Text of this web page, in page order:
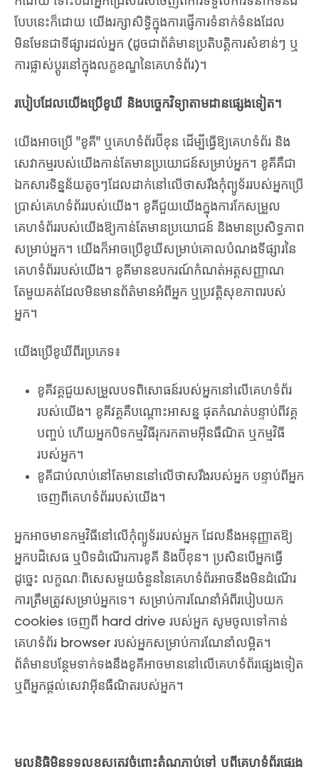
បែបនេះក៏ដោយ យើងរក្សាសិទ្ធិក្នុងការផ្ញើការទំនាក់ទំនងដែល
មិនមែនជាទីផ្សារដល់អ្នក (ដូចជាព័ត៌មានប្រតិបត្តិការសំខាន់ៗ ឬ
ការផ្លាស់ប្តូរនៅក្នុងលក្ខខណ្ឌនៃគេហទំព័រ)។
របៀបដែលយើងប្រើខូឃី និងបច្ចេកវិទ្យាតាមដានផ្សេងទៀត។
យើងអាចប្រើ "ខូគី" ឬគេហទំព័រប៊ីខុន ដើម្បីធ្វើឱ្យគេហទំព័រ និង
សេវាកម្មរបស់យើងកាន់តែមានប្រយោជន៍សម្រាប់អ្នក។ ខូគីគឺជា
ឯកសារទិន្នន័យតូចៗដែលដាក់នៅលើថាសរឹងកុំព្យូទ័ររបស់អ្នកប្រើ
ប្រាស់គេហទំព័ររបស់យើង។ ខូគីជួយយើងក្នុងការកែសម្រួល
គេហទំព័ររបស់យើងឱ្យកាន់តែមានប្រយោជន៍ និងមានប្រសិទ្ធភាព
សម្រាប់អ្នក។ យើងក៏អាចប្រើខូឃីសម្រាប់គោលបំណងទីផ្សារនៃ
គេហទំព័ររបស់យើង។ ខូគីមានឧបករណ៍កំណត់អត្តសញ្ញាណ
តែមួយគត់ដែលមិនមានព័ត៌មានអំពីអ្នក ឬប្រវត្តិសុខភាពរបស់
អ្នក។
យើងប្រើខូឃីពីរប្រភេទ៖
ខូគីវគ្គជួយសម្រួលបទពិសោធន៍របស់អ្នកនៅលើគេហទំព័រ
របស់យើង។ ខូគីវគ្គគឺបណ្តោះអាសន្ន ផុតកំណត់បន្ទាប់ពីវគ្គ
បញ្ចប់ ហើយអ្នកបិទកម្មវិធីរុករកតាមអ៊ីនធឺណិត ឬកម្មវិធី
របស់អ្នក។
ខូគីជាប់លាប់នៅតែមាននៅលើថាសរឹងរបស់អ្នក បន្ទាប់ពីអ្នក
ចេញពីគេហទំព័ររបស់យើង។
អ្នកអាចមានកម្មវិធីនៅលើកុំព្យូទ័ររបស់អ្នក ដែលនឹងអនុញ្ញាតឱ្យ
អ្នកបដិសេធ ឬបិទដំណើរការខូគី និងប៊ីខុន។ ប្រសិនបើអ្នកធ្វើ
ដូច្នេះ លក្ខណៈពិសេសមួយចំនួននៃគេហទំព័រអាចនឹងមិនដំណើរ
ការត្រឹមត្រូវសម្រាប់អ្នកទេ។ សម្រាប់ការណែនាំអំពីរបៀបយក
cookies ចេញពី hard drive របស់អ្នក សូមចូលទៅកាន់
គេហទំព័រ browser របស់អ្នកសម្រាប់ការណែនាំលម្អិត។
ព័ត៌មានបន្ថែមទាក់ទងនឹងខូគីអាចមាននៅលើគេហទំព័រផ្សេងទៀត
ឬពីអ្នកផ្តល់សេវាអ៊ីនធឺណិតរបស់អ្នក។
មូលនិធិមិនទទួលខុសត្រូវចំពោះតំណភ្ជាប់ទៅ ឬពីគេហទំព័រផ្សេង